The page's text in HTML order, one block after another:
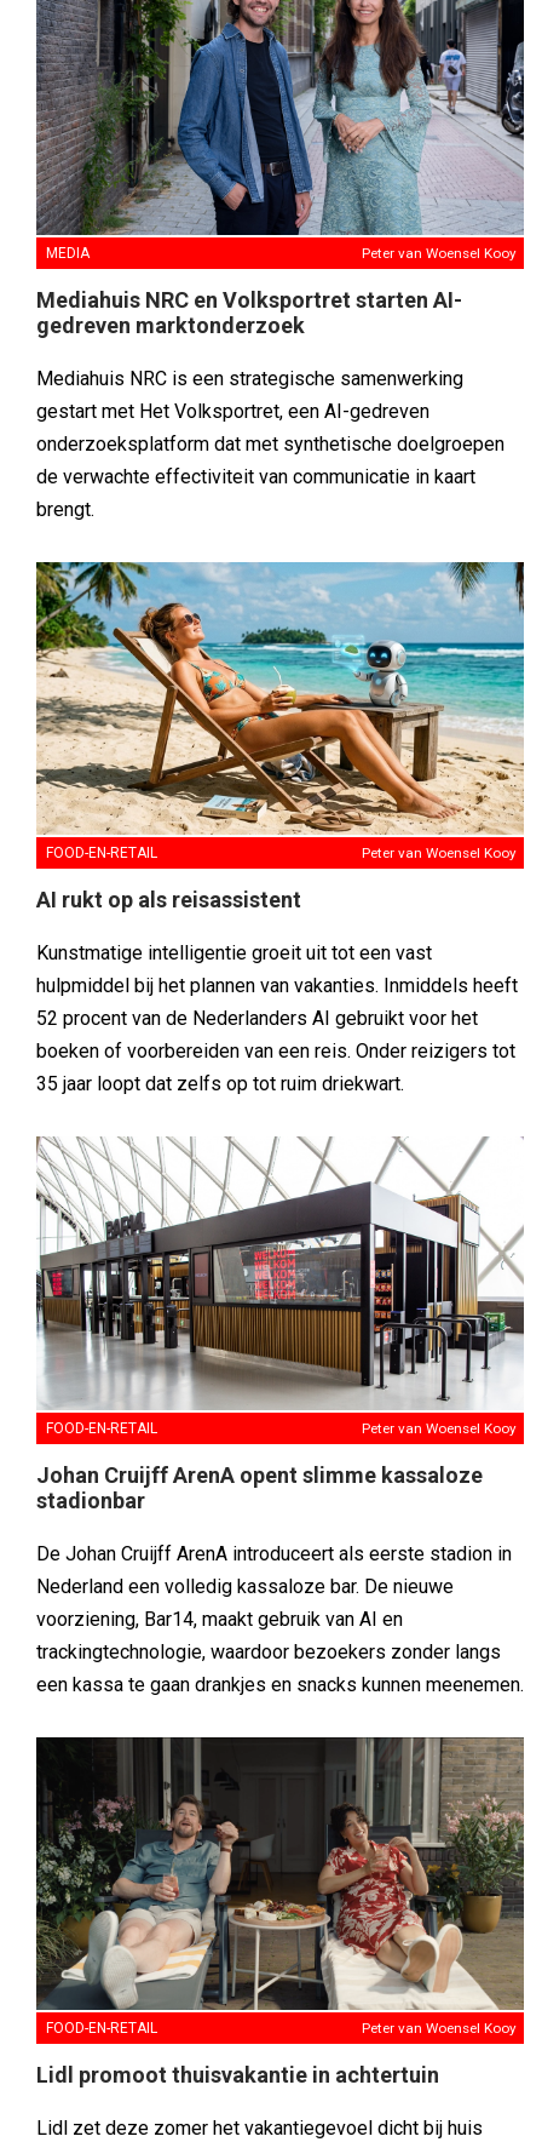
MEDIA Peter van Woensel Kooy
Mediahuis NRC en Volksportret starten AI-
gedreven marktonderzoek
Mediahuis NRC is een strategische samenwerking
gestart met Het Volksportret, een AI-gedreven
onderzoeksplatform dat met synthetische doelgroepen
de verwachte effectiviteit van communicatie in kaart
brengt.
FOOD-EN-RETAIL Peter van Woensel Kooy
AI rukt op als reisassistent
Kunstmatige intelligentie groeit uit tot een vast
hulpmiddel bij het plannen van vakanties. Inmiddels heeft
52 procent van de Nederlanders AI gebruikt voor het
boeken of voorbereiden van een reis. Onder reizigers tot
35 jaar loopt dat zelfs op tot ruim driekwart.
FOOD-EN-RETAIL Peter van Woensel Kooy
Johan Cruijff ArenA opent slimme kassaloze
stadionbar
De Johan Cruijff ArenA introduceert als eerste stadion in
Nederland een volledig kassaloze bar. De nieuwe
voorziening, Bar14, maakt gebruik van AI en
trackingtechnologie, waardoor bezoekers zonder langs
een kassa te gaan drankjes en snacks kunnen meenemen.
FOOD-EN-RETAIL Peter van Woensel Kooy
Lidl promoot thuisvakantie in achtertuin
Lidl zet deze zomer het vakantiegevoel dicht bij huis